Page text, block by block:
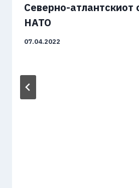
Северно-атлантскиот
НАТО
07.04.2022